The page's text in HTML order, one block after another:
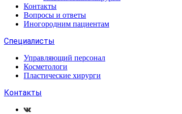
Контакты
Вопросы и ответы
Иногородним пациентам
Специалисты
Управляющий персонал
Косметологи
Пластические хирурги
Контакты